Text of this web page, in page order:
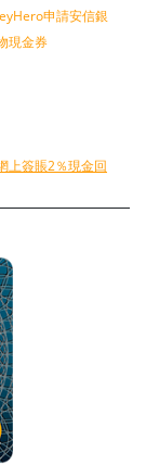
申請安信銀
現金券
上簽賬2％現金回